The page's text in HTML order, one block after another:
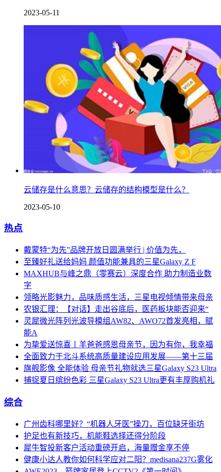
2023-05-11
云储存是什么意思？云储存的结构模型是什么？
2023-05-10
热点
戴蒙特“为先”品牌开放日圆满举行 | 价值为先，
至臻好礼送给妈妈 颜值功能兼具的三星Galaxy Z F
MAXHUB与峰之鼎（零赛云）深度合作 助力制造业数
字
领略光影魅力，品味质感生活，三星电视倾情带来母亲
农银汇理：【对话】走出谷底后，医药板块能否迎来“
灵犀微光阵列光波导模组AW82、AWO72首发亮相，赋
能A
为挚爱送惊喜丨羊爸爸感恩母亲节，因为有你，我幸福
全面致力于北斗系统高质量建设应用发展——第十三届
旗舰影像 全能体验 母亲节礼物就选三星Galaxy S23 Ultra
捕捉夏日缤纷色彩 三星Galaxy S23 Ultra更有丰厚购机礼
综合
广州齿科哪里好？“机器人牙医”操刀，百位缺牙街坊
护足也有新技巧，机能鞋选择还得分阶段
犀牛智投新客户活动重磅开启，海量赠金享不停
健康小达人教你如何科学应对二阳？medisana237G雾化